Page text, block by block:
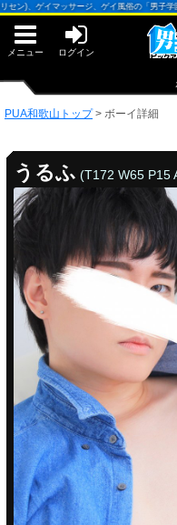
マッサージ、ゲイ風俗の「男子学園」へよ
メニュー ログイン
サテライト大宮
PUA柏
PUA'赤羽
PUA'八重洲
PUA'池袋
PUA'新橋
PUA'蒲田
PUA'羽田
PUA四日市
PUA津
PUA和歌山
PUA奈良
PUA加古川
PUA姫路
PUA鹿児島
PUA和歌山トップ> ボーイ詳細
うるふ (T172 W65 P15